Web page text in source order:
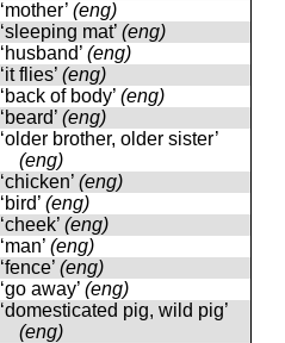
‘mother’ (eng)
‘sleeping mat’ (eng)
‘husband’ (eng)
‘it flies’ (eng)
‘back of body’ (eng)
‘beard’ (eng)
‘older brother, older sister’
(eng)
‘chicken’ (eng)
‘bird’ (eng)
‘cheek’ (eng)
‘man’ (eng)
‘fence’ (eng)
‘go away’ (eng)
‘domesticated pig, wild pig’
(eng)